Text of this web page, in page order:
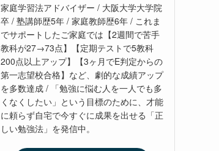
家庭学習法アドバイザー / 大阪大学大学院
卒 / 塾講師歴5年 / 家庭教師歴6年 / これま
でサポートしたご家庭では【2週間で苦手
教科が27→73点】【定期テストで5教科
200点以上アップ】【3ヶ月でE判定からの
第一志望校合格】など、劇的な成績アップ
を多数達成 / 「勉強に悩む人を一人でも多
くなくしたい」という目標のために、才能
に頼らず自宅で今すぐに成果を出せる「正
しい勉強法」を発信中。